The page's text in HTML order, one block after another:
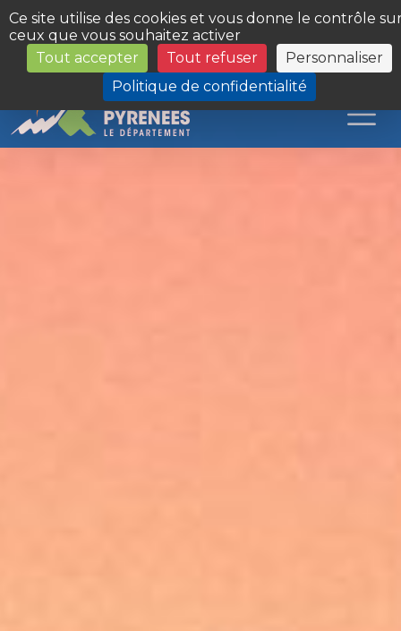
Panneau de gestion des cookies
Ce site utilise des cookies et vous donne le contrôle
ceux que vous souhaitez activer
Tout accepter
Tout refuser
Personnaliser
Politique de confidentialité
Les Sites du Département